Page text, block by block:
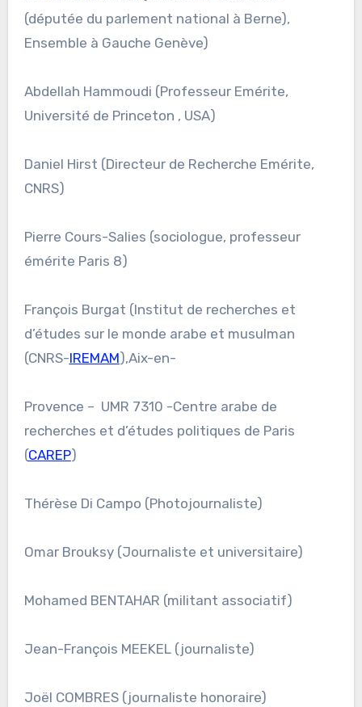
(députée du parlement national à Berne),
Ensemble à Gauche Genève)
Abdellah Hammoudi (Professeur Emérite,
Université de Princeton , USA)
Daniel Hirst (Directeur de Recherche Emérite,
CNRS)
Pierre Cours-Salies (sociologue, professeur
émérite Paris 8)
François Burgat (Institut de recherches et
d’études sur le monde arabe et musulman
(CNRS-IREMAM),Aix-en-
Provence – UMR 7310 -Centre arabe de
recherches et d’études politiques de Paris
(CAREP)
Thérèse Di Campo (Photojournaliste)
Omar Brouksy (Journaliste et universitaire)
Mohamed BENTAHAR (militant associatif)
Jean-François MEEKEL (journaliste)
Joël COMBRES (journaliste honoraire)